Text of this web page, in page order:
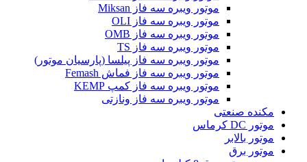
موتور ویبره سه فاز Miksan
موتور ویبره سه فاز OLI
موتور ویبره سه فاز OMB
موتور ویبره سه فاز TS
موتور ویبره سه فاز پیلسا (پارسیان موتور)
موتور ویبره سه فاز فماش Femash
موتور ویبره سه فاز کمپ KEMP
موتور ویبره سه فاز ونازتی
مکنده صنعتی
موتور DC کرماس
موتور بالابر
موتور برق